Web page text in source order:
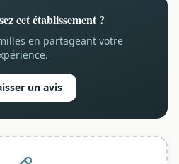
cet établissement ?
en partageant votre
un avis